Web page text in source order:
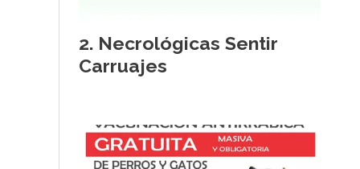
Necrológicas Sentir
Carruajes